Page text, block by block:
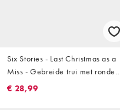
Six Stories - Last Christmas as a
Miss - Gebreide trui met ronde
hals in crème
€ 28,99